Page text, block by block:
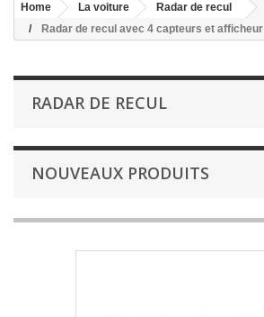
Home La voiture
Radar de recul
Radar de recul avec 4 capteurs et afficheur
RADAR DE RECUL
NOUVEAUX PRODUITS